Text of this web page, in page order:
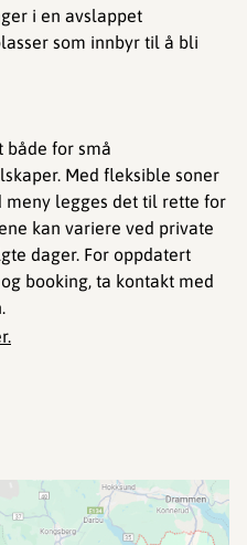
i en avslappet
som innbyr til å bli
både for små
Med fleksible soner
meny legges det til rette for
kan variere ved private
dager. For oppdatert
booking, ta kontakt med